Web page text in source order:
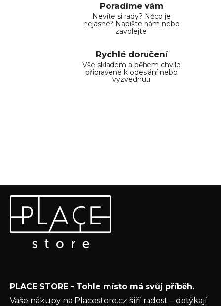
Poradíme vám
Nevíte si rady? Něco je
nejasné? Napište nám nebo
zavolejte.
Rychlé doručení
Vše skladem a během chvíle
připravené k odeslání nebo
vyzvednutí
Odebírat newsletter
Vložte svůj e-mail a my vám budeme zasílat informace o
nových produktech na našem e-shopu.
ochrany osobních údajů
PLACE STORE - Tohle místo má svůj příběh.
Vaše nákupy na Placestore.cz šíří radost – dotýkají